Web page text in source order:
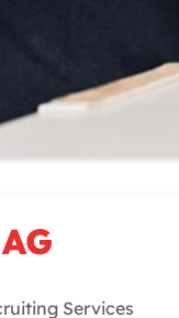
Services